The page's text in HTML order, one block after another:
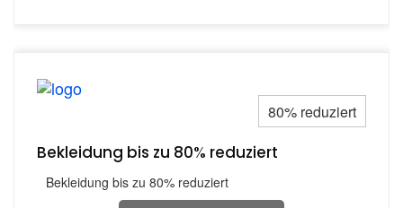
80% reduziert
Bekleidung bis zu 80% reduziert
Bekleidung bis zu 80% reduziert